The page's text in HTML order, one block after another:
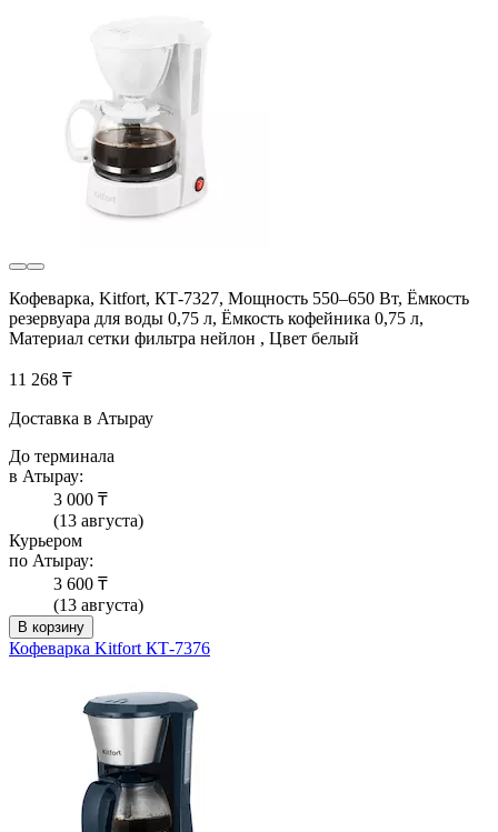
Кофеварка, Kitfort, КТ-7327, Мощность 550–650 Вт, Ёмкость
резервуара для воды 0,75 л, Ёмкость кофейника 0,75 л,
Материал сетки фильтра нейлон , Цвет белый
11 268 ₸
Доставка в Атырау
До терминала
в Атырау:
3 000 ₸
(13 августа)
Курьером
по Атырау:
3 600 ₸
(13 августа)
В корзину
Кофеварка Kitfort КТ-7376